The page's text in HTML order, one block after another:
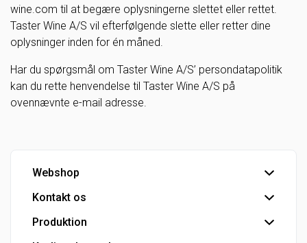
wine.com til at begære oplysningerne slettet eller rettet.
Taster Wine A/S vil efterfølgende slette eller retter dine
oplysninger inden for én måned.
Har du spørgsmål om Taster Wine A/S’ persondatapolitik
kan du rette henvendelse til Taster Wine A/S på
ovennævnte e-mail adresse.
Webshop
Handelsbetingelser
Hovedlager
Kontakt os
Hovedkontor
Produktion